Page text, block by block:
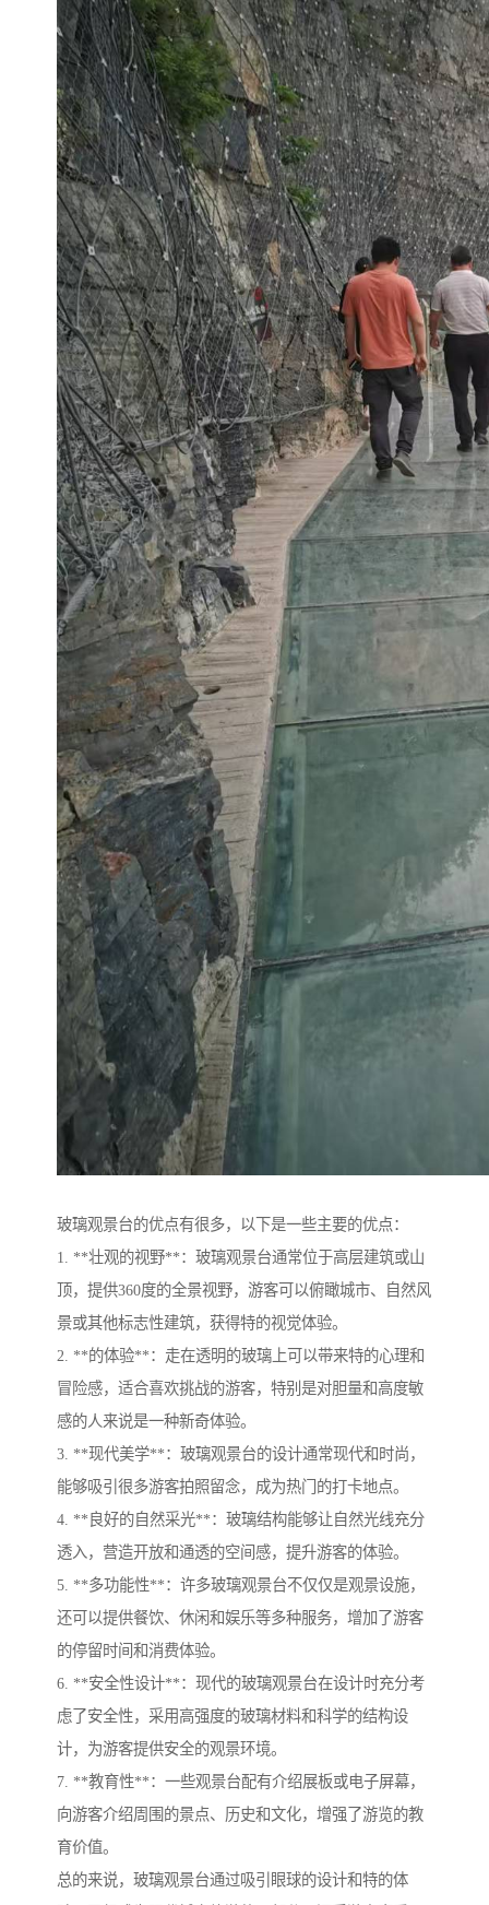
玻璃观景台的优点有很多，以下是一些主要的优点：
1. **壮观的视野**：玻璃观景台通常位于高层建筑或山
顶，提供360度的全景视野，游客可以俯瞰城市、自然风
景或其他标志性建筑，获得特的视觉体验。
2. **的体验**：走在透明的玻璃上可以带来特的心理和
冒险感，适合喜欢挑战的游客，特别是对胆量和高度敏
感的人来说是一种新奇体验。
3. **现代美学**：玻璃观景台的设计通常现代和时尚，
能够吸引很多游客拍照留念，成为热门的打卡地点。
4. **良好的自然采光**：玻璃结构能够让自然光线充分
透入，营造开放和通透的空间感，提升游客的体验。
5. **多功能性**：许多玻璃观景台不仅仅是观景设施，
还可以提供餐饮、休闲和娱乐等多种服务，增加了游客
的停留时间和消费体验。
6. **安全性设计**：现代的玻璃观景台在设计时充分考
虑了安全性，采用高强度的玻璃材料和科学的结构设
计，为游客提供安全的观景环境。
7. **教育性**：一些观景台配有介绍展板或电子屏幕，
向游客介绍周围的景点、历史和文化，增强了游览的教
育价值。
总的来说，玻璃观景台通过吸引眼球的设计和特的体